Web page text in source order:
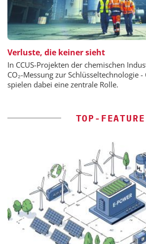
Verluste, die keiner sieht
In CCUS-Projekten der chemischen
CO₂-Messung zur Schlüsseltechnologie
spielen dabei eine zentrale Rolle.
TOP-FEATURE